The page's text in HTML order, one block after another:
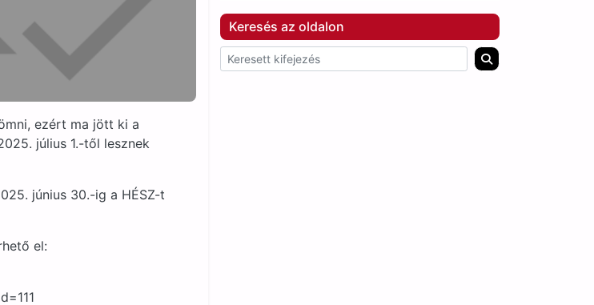
ezért ma jött ki a
július 1.-től lesznek
június 30.-ig a HÉSZ-t
el:
Keresés az oldalon